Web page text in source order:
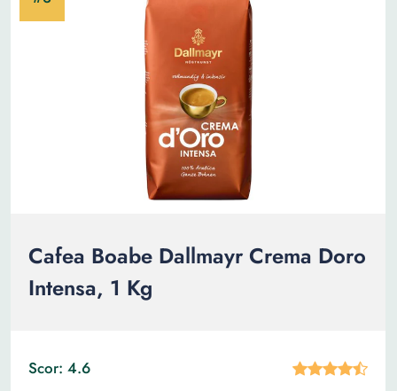
Cafea Boabe Dallmayr Crema Doro
Intensa, 1 Kg
Scor: 4.6